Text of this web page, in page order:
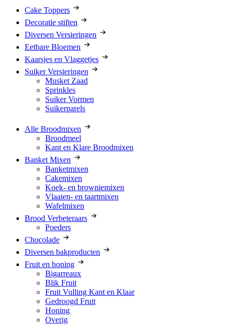
Cake Toppers
Decoratie stiften
Diversen Versieringen
Eetbare Bloemen
Kaarsjes en Vlaggetjes
Suiker Versieringen
Musket Zaad
Sprinkles
Suiker Vormen
Suikerparels
Alle Broodmixen
Broodmeel
Kant en Klare Broodmixen
Banket Mixen
Banketmixen
Cakemixen
Koek- en browniemixen
Vlaaien- en taartmixen
Wafelmixen
Brood Verbeteraars
Poeders
Chocolade
Diversen bakproducten
Fruit en honing
Bigarreaux
Blik Fruit
Fruit Vulling Kant en Klaar
Gedroogd Fruit
Honing
Overig